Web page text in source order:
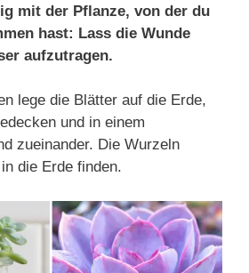
mit der Pflanze, von der du
hast: Lass die Wunde
aufzutragen.
lege die Blätter auf die Erde,
und in einem
zueinander. Die Wurzeln
die Erde finden.